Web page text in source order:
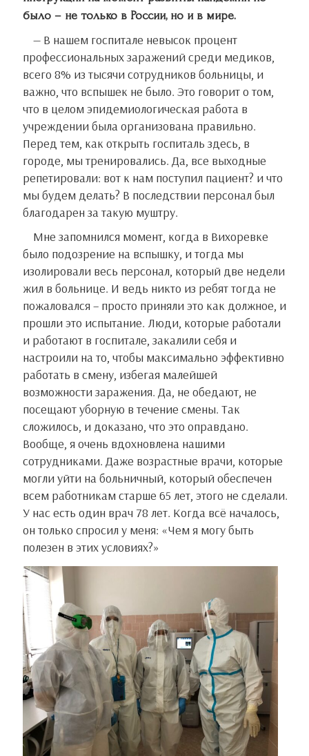
было – не только в России, но и в мире.
— В нашем госпитале невысок процент
профессиональных заражений среди медиков,
всего 8% из тысячи сотрудников больницы, и
важно, что вспышек не было. Это говорит о том,
что в целом эпидемиологическая работа в
учреждении была организована правильно.
Перед тем, как открыть госпиталь здесь, в
городе, мы тренировались. Да, все выходные
репетировали: вот к нам поступил пациент? и что
мы будем делать? В последствии персонал был
благодарен за такую муштру.
Мне запомнился момент, когда в Вихоревке
было подозрение на вспышку, и тогда мы
изолировали весь персонал, который две недели
жил в больнице. И ведь никто из ребят тогда не
пожаловался – просто приняли это как должное, и
прошли это испытание. Люди, которые работали
и работают в госпитале, закалили себя и
настроили на то, чтобы максимально эффективно
работать в смену, избегая малейшей
возможности заражения. Да, не обедают, не
посещают уборную в течение смены. Так
сложилось, и доказано, что это оправдано.
Вообще, я очень вдохновлена нашими
сотрудниками. Даже возрастные врачи, которые
могли уйти на больничный, который обеспечен
всем работникам старше 65 лет, этого не сделали.
У нас есть один врач 78 лет. Когда всё началось,
он только спросил у меня: «Чем я могу быть
полезен в этих условиях?»